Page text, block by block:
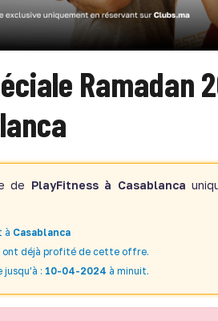
Ramadan
de PlayFitness à Casablanca
à Casablanca
ont déjà profité de cette offre.
: 10-04-2024 à minuit.